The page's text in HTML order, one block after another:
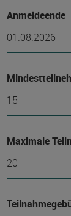
Anmeldeende
01.08.2026
15
Maximale
20